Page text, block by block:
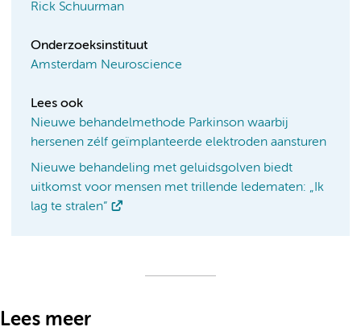
Rick Schuurman
Onderzoeksinstituut
Amsterdam Neuroscience
Lees ook
Nieuwe behandelmethode Parkinson waarbij
hersenen zélf geïmplanteerde elektroden aansturen
Nieuwe behandeling met geluidsgolven biedt
uitkomst voor mensen met trillende ledematen: „Ik
lag te stralen”
Lees meer